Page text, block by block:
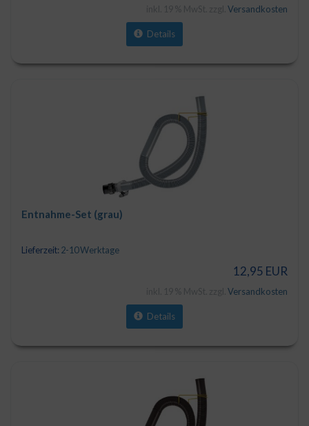
Versandkosten
Details
Entnahme-Set (grau)
Lieferzeit: 2-10 Werktage
12,95 EUR
Versandkosten
Details